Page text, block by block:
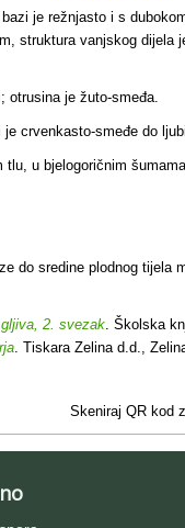
je režnjasto i s
struktura vanjskog
otrusina je žuto-smeđa.
crvenkasto-smeđe do
tlu, u bjelogoričnim
do sredine plodnog tijela
2. svezak . Školska
. Tiskara Zelina d.d.,
Skeniraj QR kod